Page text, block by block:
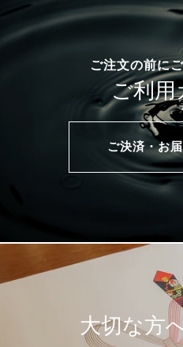
ご注文の前に
ご利用
ご決済・お
大切な方